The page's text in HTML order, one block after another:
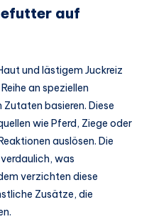
auf
und lästigem Juckreiz
an speziellen
basieren. Diese
wie Pferd, Ziege oder
auslösen. Die
was
verzichten diese
Zusätze, die